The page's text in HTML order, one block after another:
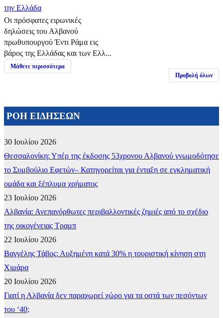
την Ελλάδα
Οι πρόσφατες ειρωνικές
δηλώσεις του Αλβανού
πρωθυπουργού Έντι Ράμα εις
βάρος της Ελλάδας και των Ελλ...
Μάθετε περισσότερα
Προβολή όλων
ΡΟΗ ΕΙΔΗΣΕΩΝ
30 Ιουλίου 2026
Θεσσαλονίκη: Υπέρ της έκδοσης 53χρονου Αλβανού γνωμοδότησε
το Συμβούλιο Εφετών– Κατηγορείται για ένταξη σε εγκληματική
ομάδα και ξέπλυμα χρήματος
23 Ιουλίου 2026
Αλβανία: Ανεπανόρθωτες περιβαλλοντικές ζημιές από το σχέδιο
της οικογένειας Τραμπ
22 Ιουλίου 2026
Βαγγέλης Τάβος: Αυξημένη κατά 30% η τουριστική κίνηση στη
Χιμάρα
20 Ιουλίου 2026
Γιατί η Αλβανία δεν παραχωρεί χώρο για τα οστά των πεσόντων
του ‘40;